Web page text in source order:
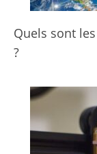
Quels sont
?